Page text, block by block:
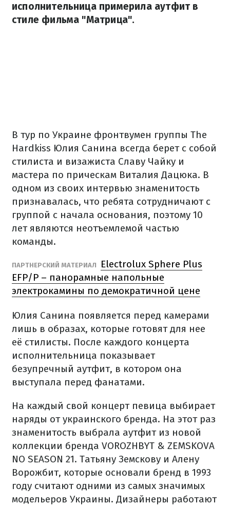
исполнительница примерила аутфит в
стиле фильма "Матрица".
В тур по Украине фронтвумен группы The
Hardkiss Юлия Санина всегда берет с собой
стилиста и визажиста Славу Чайку и
мастера по прическам Виталия Дацюка. В
одном из своих интервью знаменитость
признавалась, что ребята сотрудничают с
группой с начала основания, поэтому 10
лет являются неотъемлемой частью
команды.
ПАРТНЕРСКИЙ МАТЕРИАЛ
Electrolux Sphere Plus
EFP/P – панорамные напольные
электрокамины по демократичной цене
Юлия Санина появляется перед камерами
лишь в образах, которые готовят для нее
её стилисты. После каждого концерта
исполнительница показывает
безупречный аутфит, в котором она
выступала перед фанатами.
На каждый свой концерт певица выбирает
наряды от украинского бренда. На этот раз
знаменитость выбрала аутфит из новой
коллекции бренда VOROZHBYT & ZEMSKOVA
NO SEASON 21. Татьяну Земскову и Алену
Ворожбит, которые основали бренд в 1993
году считают одними из самых значимых
модельеров Украины. Дизайнеры работают